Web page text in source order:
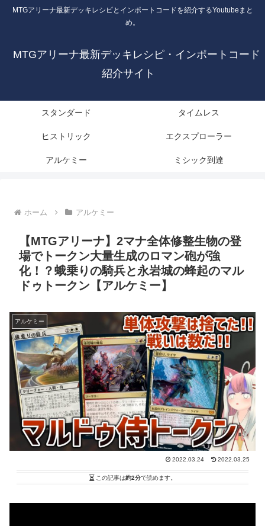
MTGアリーナ最新デッキレシピとインポートコードを紹介するYoutubeまと
め。
MTGアリーナ最新デッキレシピ・インポートコード
紹介サイト
スタンダード タイムレス
ヒストリック エクスプローラー
アルケミー ミシック到達
ホーム アルケミー
【MTGアリーナ】2マナ全体修整生物の登
場でトークン大量生成のロマン砲が強
化！？蛾乗りの騎兵と永岩城の蜂起のマル
ドゥトークン【アルケミー】
アルケミー
2022.03.24 2022.03.25
この記事は約2分で読めます。